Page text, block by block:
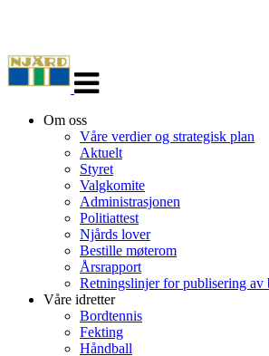
navigasjon
Om oss
Våre verdier og strategisk plan
Aktuelt
Styret
Valgkomite
Administrasjonen
Politiattest
Njårds lover
Bestille møterom
Årsrapport
Retningslinjer for publisering
Våre idretter
Bordtennis
Fekting
Håndball